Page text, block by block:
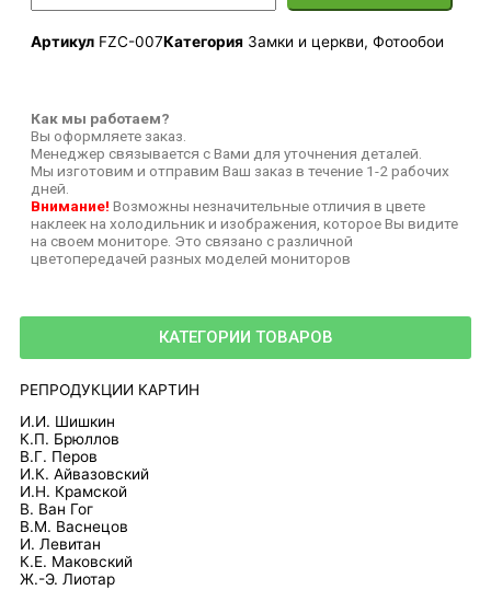
КАТЕГОРИИ ТОВАРОВ
РЕПРОДУКЦИИ КАРТИН
И.И. Шишкин
К.П. Брюллов
В.Г. Перов
И.К. Айвазовский
И.Н. Крамской
В. Ван Гог
В.М. Васнецов
И. Левитан
К.Е. Маковский
Ж.-Э. Лиотар
Артикул FZC-007Категория Замки и церкви, Фотообои
Как мы работаем?
Вы оформляете заказ.
Менеджер связывается с Вами для уточнения деталей.
Мы изготовим и отправим Ваш заказ в течение 1-2 рабочих
дней.
Внимание! Возможны незначительные отличия в цвете
наклеек на холодильник и изображения, которое Вы видите
на своем мониторе. Это связано с различной
цветопередачей разных моделей мониторов